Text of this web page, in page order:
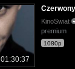
01:30:37
KinoSwiat
premium
1080p